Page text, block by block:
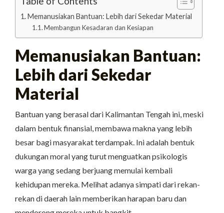
Memanusiakan Bantuan: Lebih dari Sekedar Material
Membangun Kesadaran dan Kesiapan
Memanusiakan Bantuan:
Lebih dari Sekedar
Material
Bantuan yang berasal dari Kalimantan Tengah ini, meski
dalam bentuk finansial, membawa makna yang lebih
besar bagi masyarakat terdampak. Ini adalah bentuk
dukungan moral yang turut menguatkan psikologis
warga yang sedang berjuang memulai kembali
kehidupan mereka. Melihat adanya simpati dari rekan-
rekan di daerah lain memberikan harapan baru dan